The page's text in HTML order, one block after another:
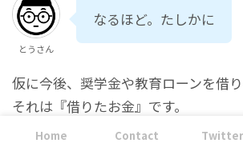
とうさん
なるほど。たしかに
仮に今後、奨学金や教育ローンを借
それは『借りたお金』です。
いつかは返さなきゃいけないですよね
Home Contact Twitter